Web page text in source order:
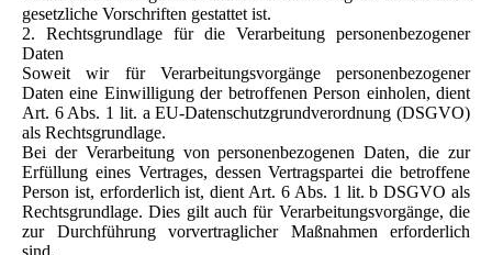
gesetzliche Vorschriften gestattet ist.
2. Rechtsgrundlage für die Verarbeitung personenbezogener
Daten
Soweit wir für Verarbeitungsvorgänge personenbezogener
Daten eine Einwilligung der betroffenen Person einholen, dient
Art. 6 Abs. 1 lit. a EU-Datenschutzgrundverordnung (DSGVO)
als Rechtsgrundlage.
Bei der Verarbeitung von personenbezogenen Daten, die zur
Erfüllung eines Vertrages, dessen Vertragspartei die betroffene
Person ist, erforderlich ist, dient Art. 6 Abs. 1 lit. b DSGVO als
Rechtsgrundlage. Dies gilt auch für Verarbeitungsvorgänge, die
zur Durchführung vorvertraglicher Maßnahmen erforderlich
sind.